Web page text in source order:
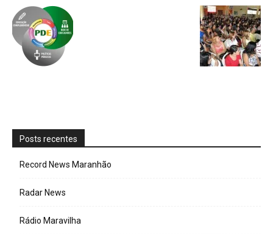
Posts recentes
Record News Maranhão
Radar News
Rádio Maravilha